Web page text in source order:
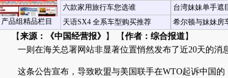
产品组精品栏目
六款家用旅行车您选谁
天语SX4 全系车型购买推荐
台湾妹妹单手遮
希尔顿与妹妹房
【来源：《中国经营报》 】 【作者：综合报道】
一则在海关总署网站非显著位置悄然发布了近20天的消息
这条公告宣布，导致欧盟与美国联手在WTO起诉中国的